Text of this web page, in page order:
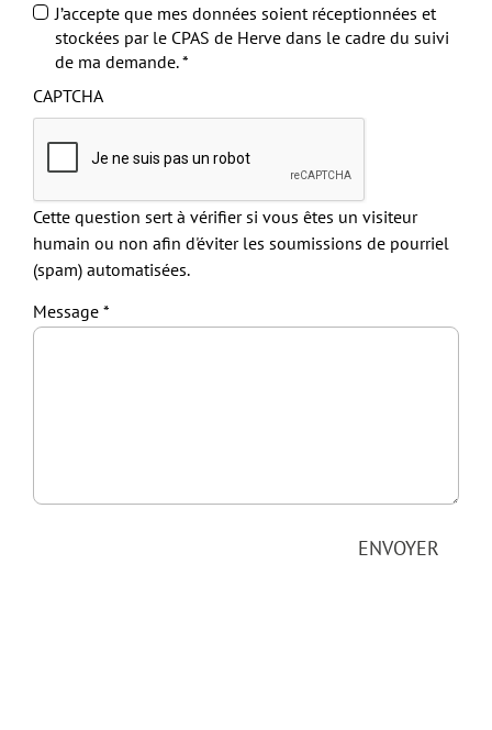
J’accepte que mes données soient réceptionnées et
stockées par le CPAS de Herve dans le cadre du suivi
de ma demande.
CAPTCHA
Cette question sert à vérifier si vous êtes un visiteur
humain ou non afin d'éviter les soumissions de pourriel
(spam) automatisées.
Message
ENVOYER